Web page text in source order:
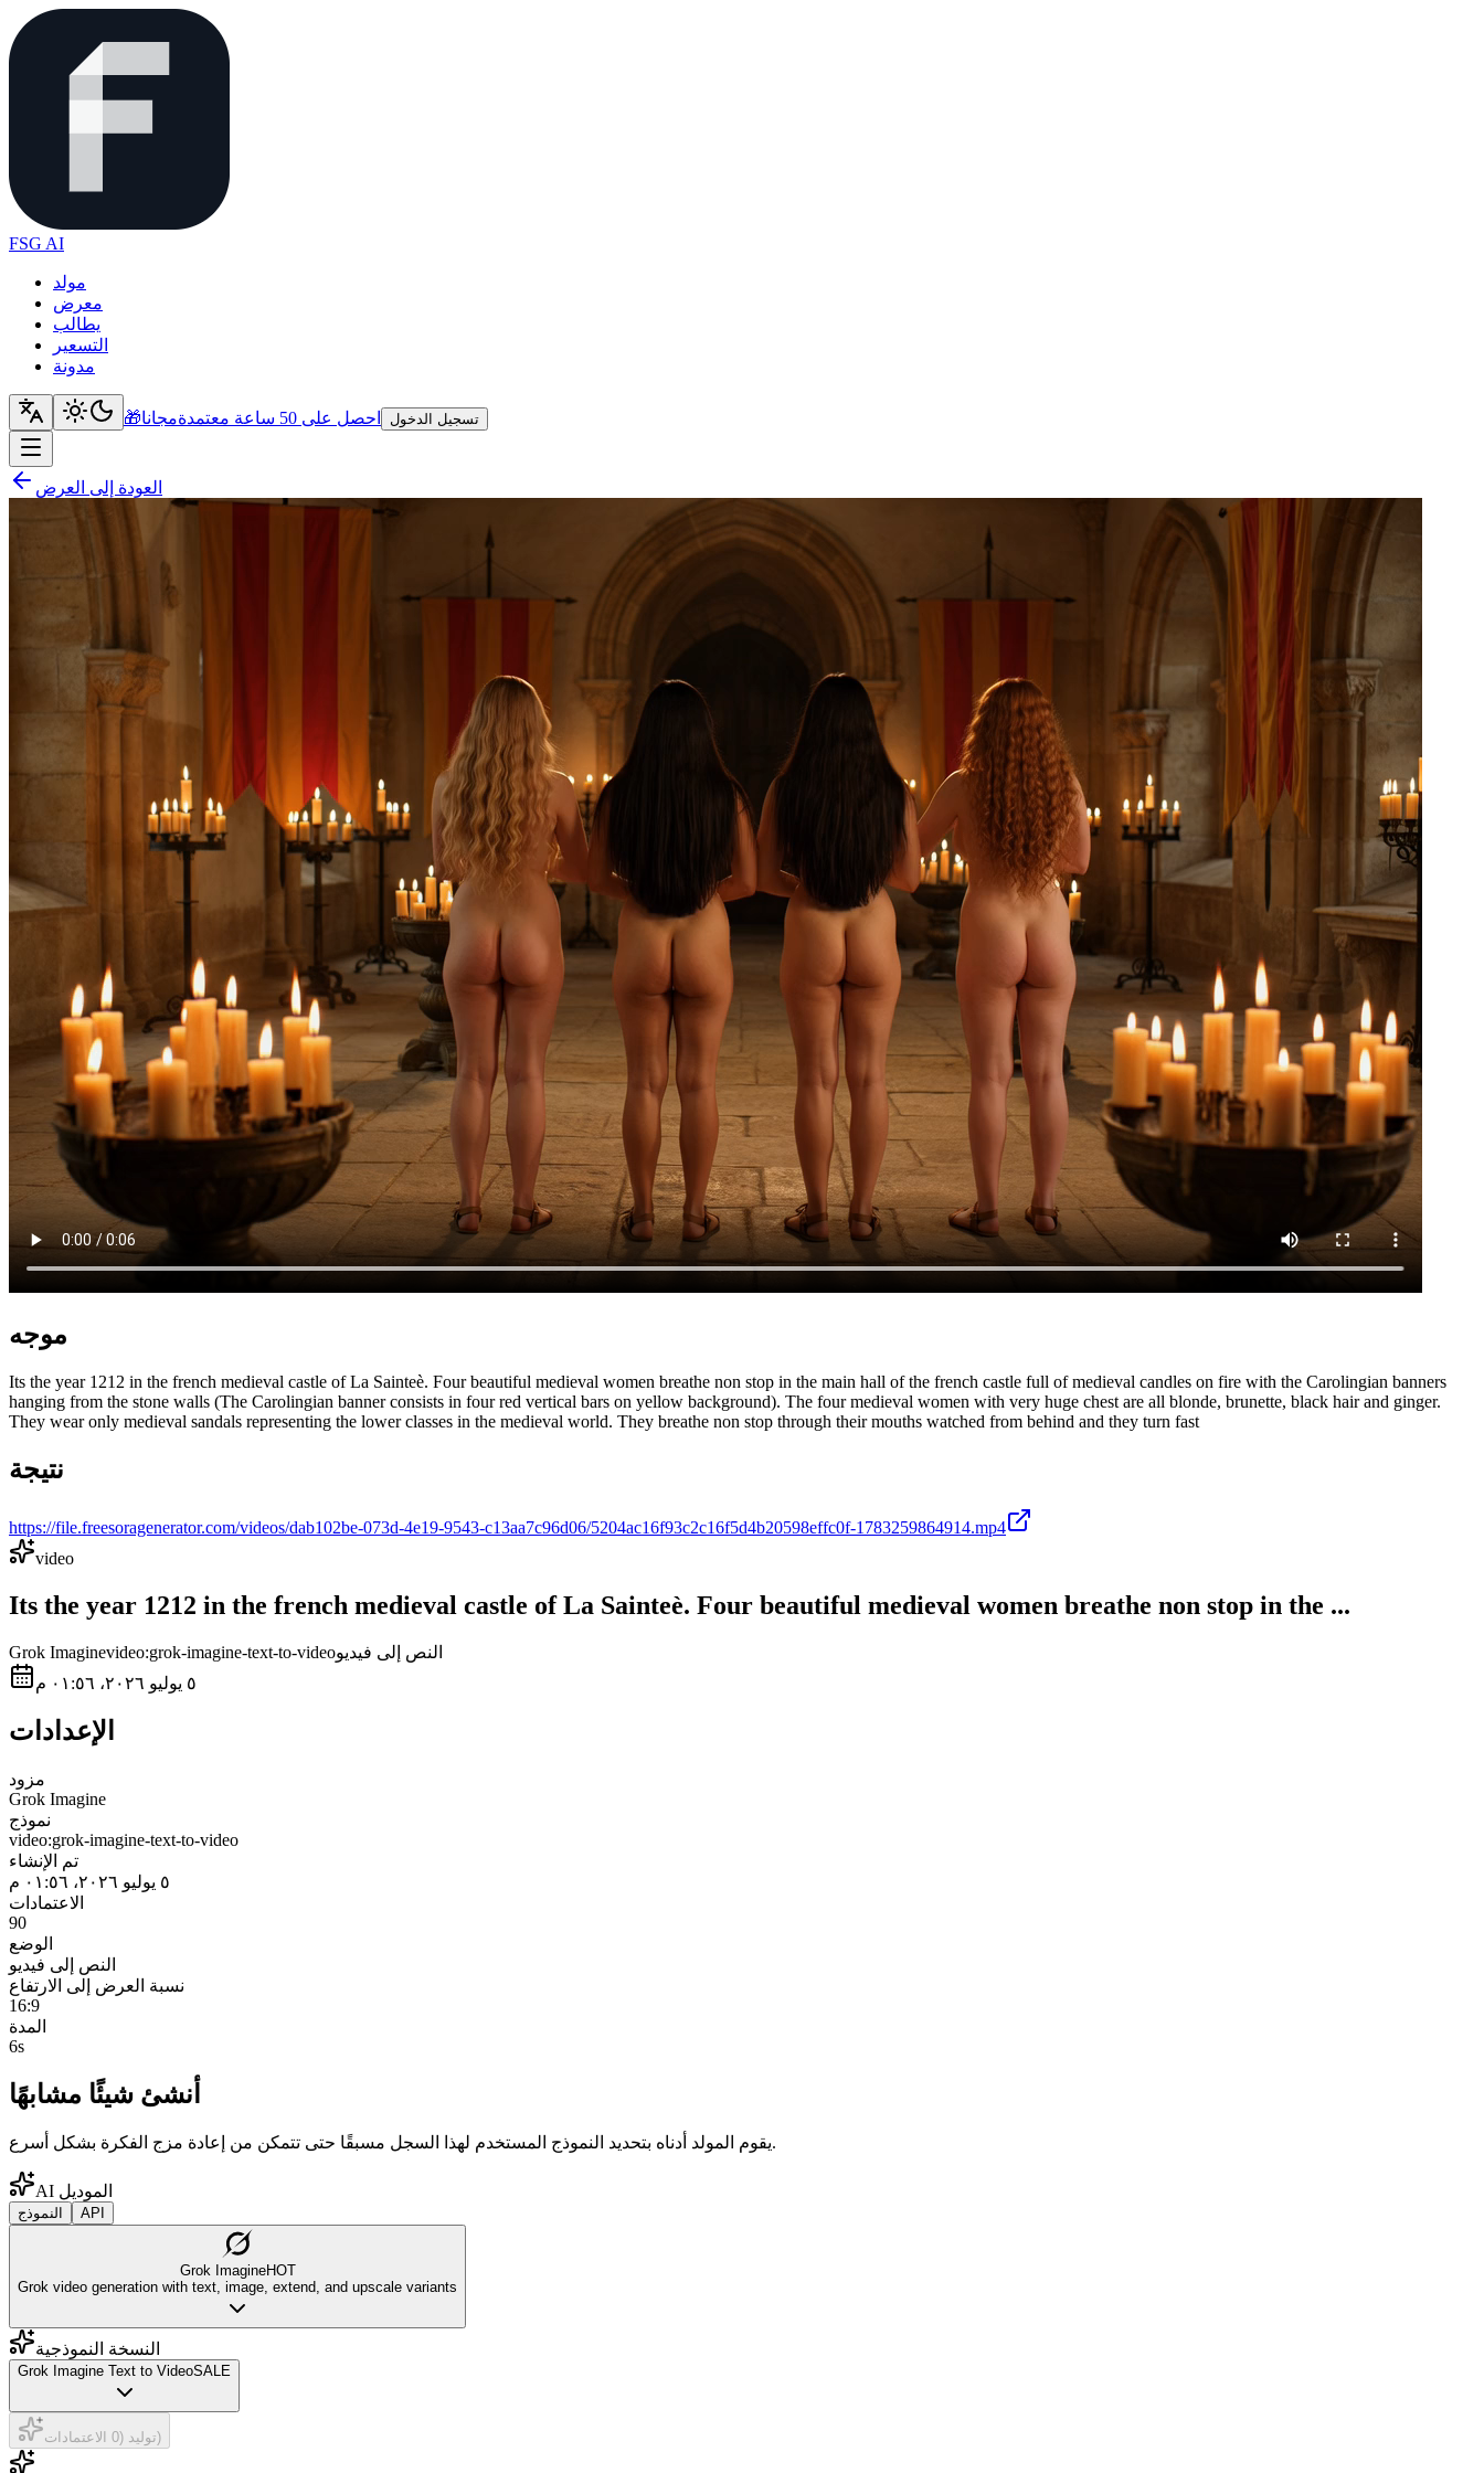
FSG AI
مولد
معرض
يطالب
التسعير
مدونة
🎁 احصل على 50 ساعة معتمدة مجانا تسجيل الدخول
العودة إلى العرض
موجه
Its the year 1212 in the french medieval castle of La Sainteè. Four beautiful medieval women breathe non stop in the main hall of the french castle full of medieval candles on fire with the Carolingian banners
hanging from the stone walls (The Carolingian banner consists in four red vertical bars on yellow background). The four medieval women with very huge chest are all blonde, brunette, black hair and ginger.
They wear only medieval sandals representing the lower classes in the medieval world. They breathe non stop through their mouths watched from behind and they turn fast
نتيجة
https://file.freesoragenerator.com/videos/dab102be-073d-4e19-9543-c13aa7c96d06/5204ac16f93c2c16f5d4b20598effc0f-1783259864914.mp4
video
Its the year 1212 in the french medieval castle of La Sainteè. Four beautiful medieval women breathe non stop in the ...
Grok Imaginevideo:grok-imagine-text-to-videoالنص إلى فيديو
٥ يوليو ٢٠٢٦، ٠١:٥٦ م
الإعدادات
مزود
Grok Imagine
نموذج
video:grok-imagine-text-to-video
تم الإنشاء
٥ يوليو ٢٠٢٦، ٠١:٥٦ م
الاعتمادات
90
الوضع
النص إلى فيديو
نسبة العرض إلى الارتفاع
16:9
المدة
6s
أنشئ شيئًا مشابهًا
يقوم المولد أدناه بتحديد النموذج المستخدم لهذا السجل مسبقًا حتى تتمكن من إعادة مزج الفكرة بشكل أسرع.
AI الموديل
النموذج API
Grok ImagineHOT
Grok video generation with text, image, extend, and upscale variants
النسخة النموذجية
Grok Imagine Text to VideoSALE
توليد (0 الاعتمادات)